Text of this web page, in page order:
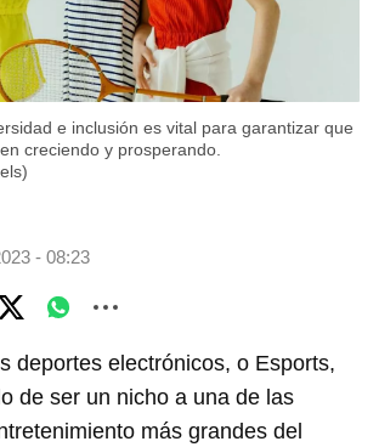
e inclusión es vital para garantizar que
creciendo y prosperando.
- 08:23
deportes electrónicos, o Esports,
de ser un nicho a una de las
más grandes del